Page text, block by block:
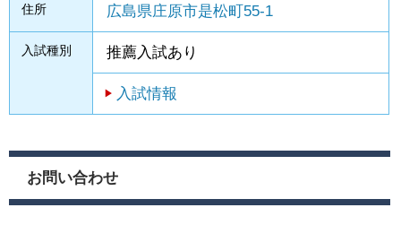
住所 広島県庄原市是松町55-1
入試種別 推薦入試あり
入試情報
お問い合わせ